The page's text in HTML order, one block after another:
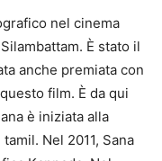
nel cinema
È stato il
anche premiata con
film. È da qui
è iniziata alla
Nel 2011, Sana